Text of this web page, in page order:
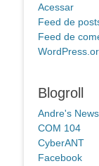
Acessar
Feed de
Feed de
Blogroll
Andre's
COM 104
CyberANT
Facebook